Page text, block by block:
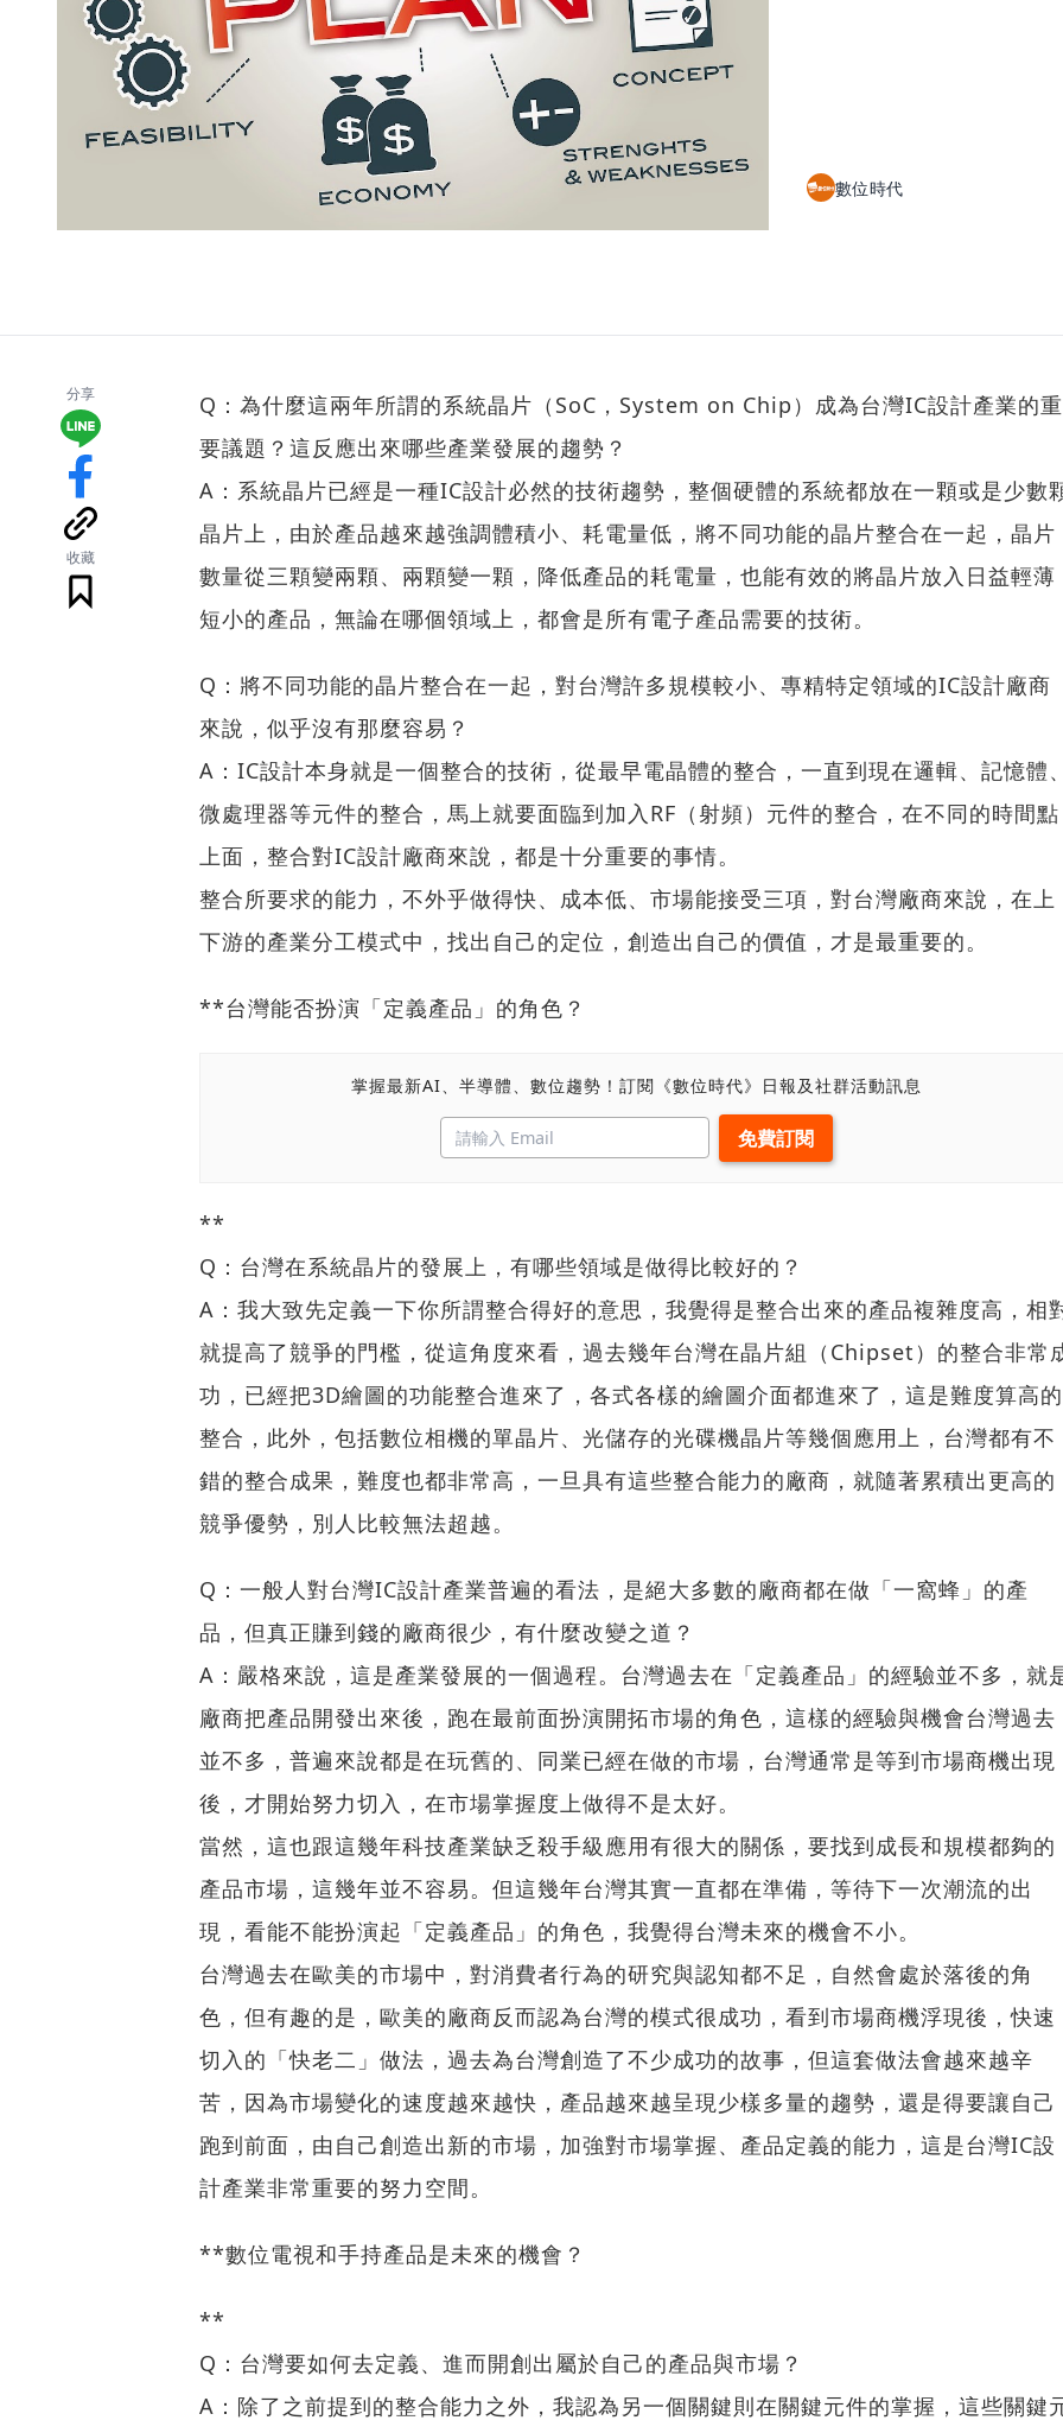
數位時代
分享
收藏
Q：為什麼這兩年所謂的系統晶片（SoC，System on Chip）成為台灣IC設計產業的重
要議題？這反應出來哪些產業發展的趨勢？
A：系統晶片已經是一種IC設計必然的技術趨勢，整個硬體的系統都放在一顆或是少數
晶片上，由於產品越來越強調體積小、耗電量低，將不同功能的晶片整合在一起，晶片
數量從三顆變兩顆、兩顆變一顆，降低產品的耗電量，也能有效的將晶片放入日益輕薄
短小的產品，無論在哪個領域上，都會是所有電子產品需要的技術。
Q：將不同功能的晶片整合在一起，對台灣許多規模較小、專精特定領域的IC設計廠商
來說，似乎沒有那麼容易？
A：IC設計本身就是一個整合的技術，從最早電晶體的整合，一直到現在邏輯、記憶體
微處理器等元件的整合，馬上就要面臨到加入RF（射頻）元件的整合，在不同的時間點
上面，整合對IC設計廠商來說，都是十分重要的事情。
整合所要求的能力，不外乎做得快、成本低、市場能接受三項，對台灣廠商來說，在上
下游的產業分工模式中，找出自己的定位，創造出自己的價值，才是最重要的。
**台灣能否扮演「定義產品」的角色？
掌握最新AI、半導體、數位趨勢！訂閱《數位時代》日報及社群活動訊息
**
Q：台灣在系統晶片的發展上，有哪些領域是做得比較好的？
A：我大致先定義一下你所謂整合得好的意思，我覺得是整合出來的產品複雜度高，相
就提高了競爭的門檻，從這角度來看，過去幾年台灣在晶片組（Chipset）的整合非常
功，已經把3D繪圖的功能整合進來了，各式各樣的繪圖介面都進來了，這是難度算高的
整合，此外，包括數位相機的單晶片、光儲存的光碟機晶片等幾個應用上，台灣都有不
錯的整合成果，難度也都非常高，一旦具有這些整合能力的廠商，就隨著累積出更高的
競爭優勢，別人比較無法超越。
Q：一般人對台灣IC設計產業普遍的看法，是絕大多數的廠商都在做「一窩蜂」的產
品，但真正賺到錢的廠商很少，有什麼改變之道？
A：嚴格來說，這是產業發展的一個過程。台灣過去在「定義產品」的經驗並不多，就
廠商把產品開發出來後，跑在最前面扮演開拓市場的角色，這樣的經驗與機會台灣過去
並不多，普遍來說都是在玩舊的、同業已經在做的市場，台灣通常是等到市場商機出現
後，才開始努力切入，在市場掌握度上做得不是太好。
當然，這也跟這幾年科技產業缺乏殺手級應用有很大的關係，要找到成長和規模都夠的
產品市場，這幾年並不容易。但這幾年台灣其實一直都在準備，等待下一次潮流的出
現，看能不能扮演起「定義產品」的角色，我覺得台灣未來的機會不小。
台灣過去在歐美的市場中，對消費者行為的研究與認知都不足，自然會處於落後的角
色，但有趣的是，歐美的廠商反而認為台灣的模式很成功，看到市場商機浮現後，快速
切入的「快老二」做法，過去為台灣創造了不少成功的故事，但這套做法會越來越辛
苦，因為市場變化的速度越來越快，產品越來越呈現少樣多量的趨勢，還是得要讓自己
跑到前面，由自己創造出新的市場，加強對市場掌握、產品定義的能力，這是台灣IC設
計產業非常重要的努力空間。
**數位電視和手持產品是未來的機會？
**
Q：台灣要如何去定義、進而開創出屬於自己的產品與市場？
A：除了之前提到的整合能力之外，我認為另一個關鍵則在關鍵元件的掌握，這些關鍵